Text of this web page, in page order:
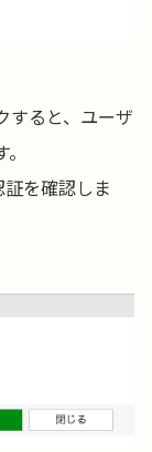
すると、ユーザ
を確認しま